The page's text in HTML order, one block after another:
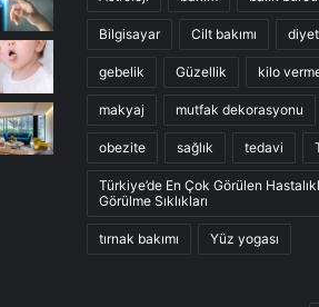
Bilgisayar Cilt bakımı diyet
gebelik Güzellik kilo
makyaj mutfak dekorasyonu
obezite sağlık tedavi
Türkiye’de En Çok Görülen
Görülme Sıklıkları
tırnak bakımı Yüz yogası